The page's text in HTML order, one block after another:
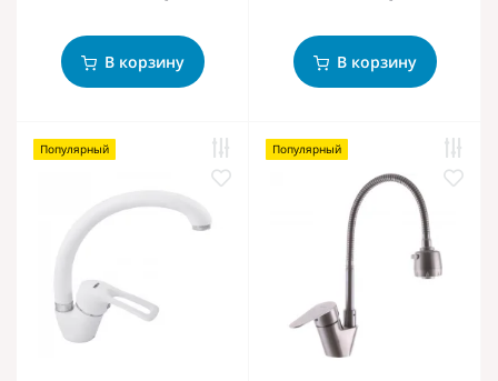
В корзину В корзину
Популярный Популярный